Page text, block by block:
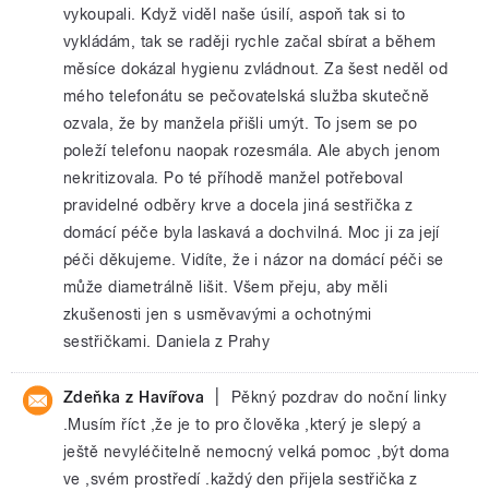
vykoupali. Když viděl naše úsilí, aspoň tak si to
vykládám, tak se raději rychle začal sbírat a během
měsíce dokázal hygienu zvládnout. Za šest neděl od
mého telefonátu se pečovatelská služba skutečně
ozvala, že by manžela přišli umýt. To jsem se po
poleží telefonu naopak rozesmála. Ale abych jenom
nekritizovala. Po té příhodě manžel potřeboval
pravidelné odběry krve a docela jiná sestřička z
domácí péče byla laskavá a dochvilná. Moc ji za její
péči děkujeme. Vidíte, že i názor na domácí péči se
může diametrálně lišit. Všem přeju, aby měli
zkušenosti jen s usměvavými a ochotnými
sestřičkami. Daniela z Prahy
Zdeňka z Havířova
Pěkný pozdrav do noční linky
.Musím říct ,že je to pro člověka ,který je slepý a
ještě nevyléčitelně nemocný velká pomoc ,být doma
ve ,svém prostředí .každý den přijela sestřička z